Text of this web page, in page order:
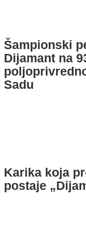
Šampionski
Dijamant na
Sadu
Karika koja
postaje